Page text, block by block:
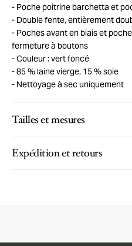
Poche poitrine barchetta et
Double fente, entièrement
Poches avant en biais et
fermeture à boutons
Couleur : vert foncé
85 % laine vierge, 15 % soie
Nettoyage à sec uniquement
Tailles et mesures
Expédition et retours